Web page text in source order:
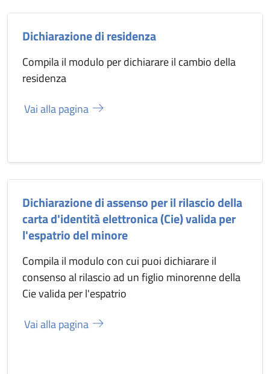
Dichiarazione di residenza
Compila il modulo per dichiarare il cambio della
residenza
Vai alla pagina
Dichiarazione di assenso per il rilascio della
carta d'identità elettronica (Cie) valida per
l'espatrio del minore
Compila il modulo con cui puoi dichiarare il
consenso al rilascio ad un figlio minorenne della
Cie valida per l'espatrio
Vai alla pagina